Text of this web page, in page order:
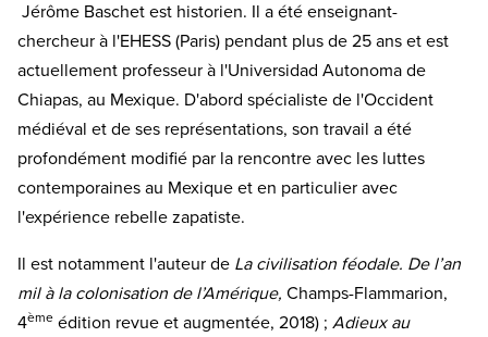
Jérôme Baschet est historien. Il a été enseignant-
chercheur à l'EHESS (Paris) pendant plus de 25 ans et est
actuellement professeur à l'Universidad Autonoma de
Chiapas, au Mexique. D'abord spécialiste de l'Occident
médiéval et de ses représentations, son travail a été
profondément modifié par la rencontre avec les luttes
contemporaines au Mexique et en particulier avec
l'expérience rebelle zapatiste.
Il est notamment l'auteur de La civilisation féodale. De l’an
mil à la colonisation de l’Amérique, Champs-Flammarion,
4ème édition revue et augmentée, 2018) ; Adieux au